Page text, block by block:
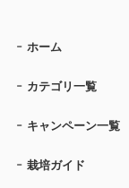
ホーム
カテゴリ一覧
キャンペーン一覧
栽培ガイド